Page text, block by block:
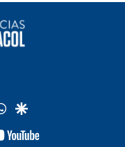
whatsapp
google
youtube-